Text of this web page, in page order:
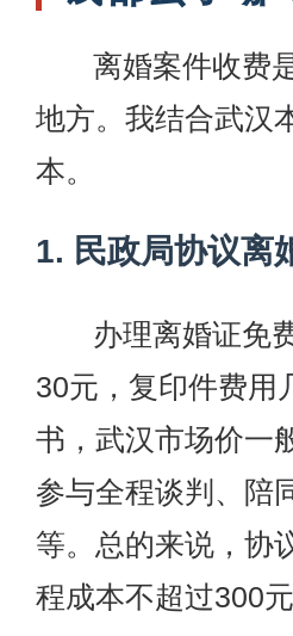
离婚案件收费
地方。我结合武汉
本。
1. 民政局协议离
办理离婚证免
30元，复印件费用
书，武汉市场价一
参与全程谈判、陪
等。总的来说，协
程成本不超过300